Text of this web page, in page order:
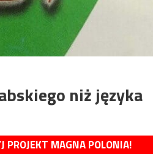
niż języka
PROJEKT MAGNA POLONIA!